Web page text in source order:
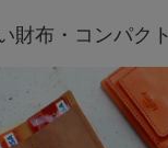
財布・コンパク